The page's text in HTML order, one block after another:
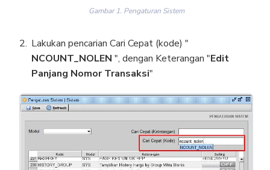
Gambar 1. Pengaturan Sistem
Lakukan pencarian Cari Cepat (kode) "
NCOUNT_NOLEN ", dengan Keterangan "Edit
Panjang Nomor Transaksi"